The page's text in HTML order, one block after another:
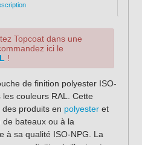
Topcoat dans une
ici le
!
de finition polyester ISO-
couleurs RAL. Cette
produits en polyesteret
bateaux ou à la
à sa qualité ISO-NPG. La